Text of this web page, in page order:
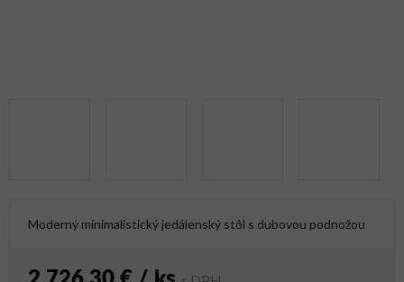
Moderný minimalistický jedálenský stôl s dubovou podnožou